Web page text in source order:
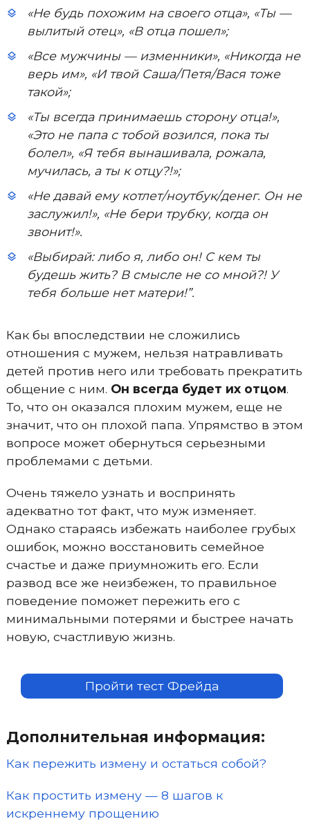
«Не будь похожим на своего отца», «Ты —
вылитый отец», «В отца пошел»;
«Все мужчины — изменники», «Никогда не
верь им», «И твой Саша/Петя/Вася тоже
такой»;
«Ты всегда принимаешь сторону отца!»,
«Это не папа с тобой возился, пока ты
болел», «Я тебя вынашивала, рожала,
мучилась, а ты к отцу?!»;
«Не давай ему котлет/ноутбук/денег. Он не
заслужил!», «Не бери трубку, когда он
звонит!».
«Выбирай: либо я, либо он! С кем ты
будешь жить? В смысле не со мной?! У
тебя больше нет матери!”.
Как бы впоследствии не сложились
отношения с мужем, нельзя натравливать
детей против него или требовать прекратить
общение с ним. Он всегда будет их отцом.
То, что он оказался плохим мужем, еще не
значит, что он плохой папа. Упрямство в этом
вопросе может обернуться серьезными
проблемами с детьми.
Очень тяжело узнать и воспринять
адекватно тот факт, что муж изменяет.
Однако стараясь избежать наиболее грубых
ошибок, можно восстановить семейное
счастье и даже приумножить его. Если
развод все же неизбежен, то правильное
поведение поможет пережить его с
минимальными потерями и быстрее начать
новую, счастливую жизнь.
Пройти тест Фрейда
Дополнительная информация:
Как пережить измену и остаться собой?
Как простить измену — 8 шагов к
искреннему прощению